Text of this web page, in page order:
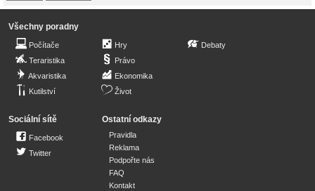
Všechny poradny
Počítače
Teraristika
Akvaristika
Kutilství
Hry
Právo
Ekonomika
Život
Debaty
Sociální sítě
Facebook
Twitter
Ostatní odkazy
Pravidla
Reklama
Podpořte nás
FAQ
Kontakt